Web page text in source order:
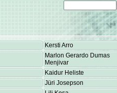
Kersti Arro
Marlon Gerardo Dumas
Menjivar
Kaidur Heliste
Jüri Josepson